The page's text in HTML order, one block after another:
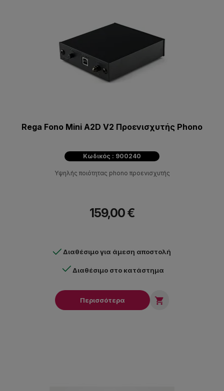
Rega Fono Mini A2D V2 Προενισχυτής Phono
Κωδικός : 900240
Υψηλής ποιότητας phono προενισχυτής
159,00 €
Διαθέσιμο για άμεση αποστολή
Διαθέσιμο στο κατάστημα
Περισσότερα 